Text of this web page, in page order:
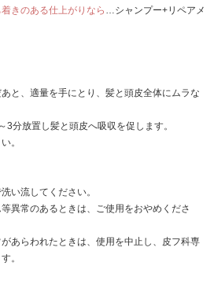
きのある仕上がりなら …シャンプー+リペアメ
と、適量を手にとり、髪と頭皮全体にムラな
分放置し髪と頭皮へ吸収を促します。
。
い流してください。
異常のあるときは、ご使用をおやめくださ
あらわれたときは、使用を中止し、皮フ科専
。